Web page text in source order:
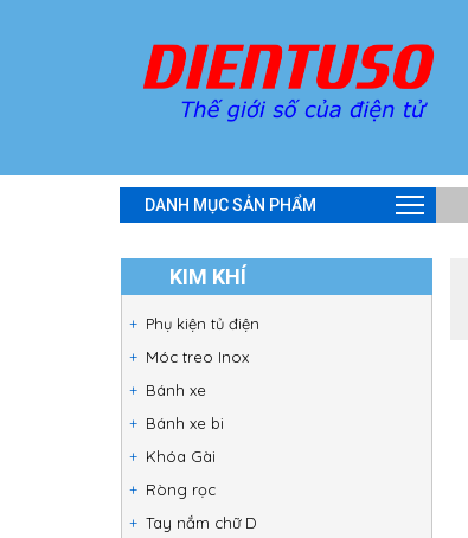
DANH MỤC SẢN PHẨM
KIM KHÍ
Phụ kiện tủ điện
Móc treo Inox
Bánh xe
Bánh xe bi
Khóa Gài
Ròng rọc
Tay nắm chữ D